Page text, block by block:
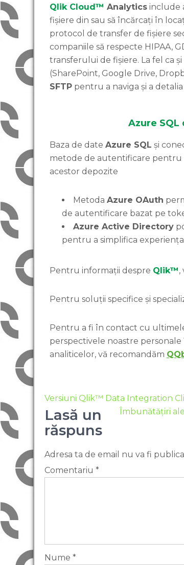
Qlik Cloud™ Analytics include
fișiere din sau să încărcați în
protocol de transfer de fișiere
companiile să respecte HIPAA,
transferului de fișiere. La fel ca
(SharePoint, Google Drive,
SFTP pentru a naviga și a
Azure SQL
Baza de date Azure SQL și
metode de autentificare pentru
acestor depozite
Metoda Azure OAuth
de autentificare bazat pe
Azure Active Directory
pentru a simplifica
Pentru informații despre Qlik™,
Pentru soluții specifice și
Pentru a fi în contact cu
perspectivele noastre
analiticelor, vă recomandăm
Versiuni Qlik™ Data Integration
Îmbunătățiri
Lasă un
răspuns
Adresa ta de email nu va fi
Comentariu *
Nume *